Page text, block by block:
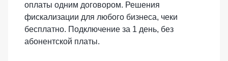
оплаты одним договором. Решения
фискализации для любого бизнеса, чеки
бесплатно. Подключение за 1 день, без
абонентской платы.